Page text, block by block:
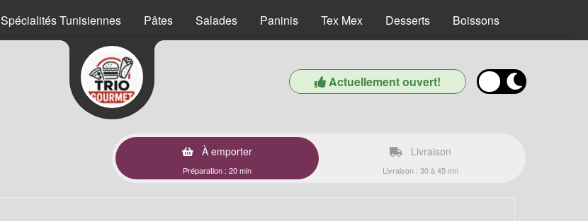
Spécialités Tunisiennes Pâtes Salades Paninis Tex Mex Desserts Boissons
Actuellement ouvert!
À emporter
Préparation : 20 min
Livraison
Livraison : 30 à 45 mn